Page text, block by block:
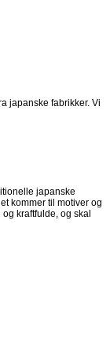
japanske fabrikker. Vi
japanske
kommer til motiver og
kraftfulde, og skal